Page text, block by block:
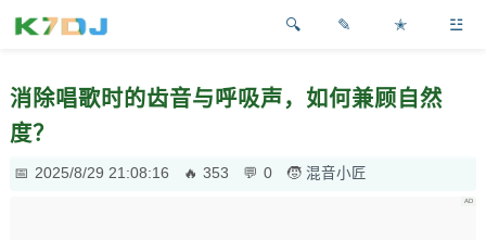
✎ ✭ ☳
消除唱歌时的齿音与呼吸声，如何兼顾自然
度？
2025/8/29 21:08:16 353 0 混音小匠